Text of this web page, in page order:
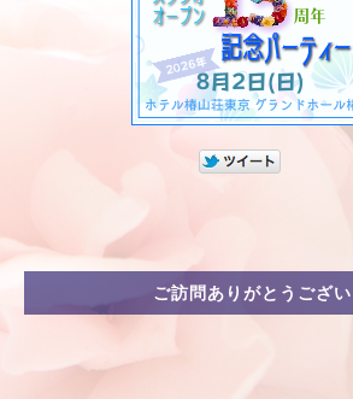
ご訪問ありがとうござ